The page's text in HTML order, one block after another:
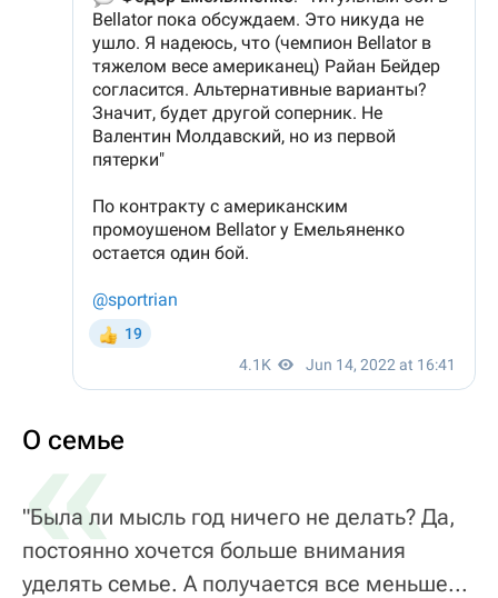
О семье
«
"Была ли мысль год ничего не делать? Да,
постоянно хочется больше внимания
уделять семье. А получается все меньше...